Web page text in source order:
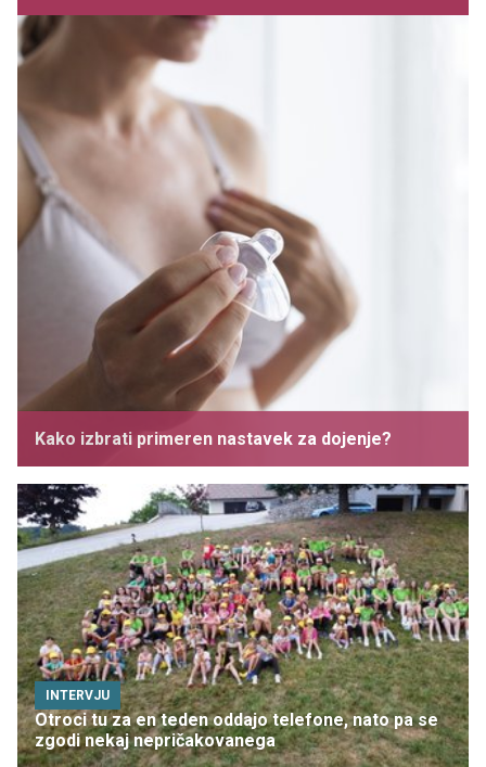
Kako izbrati primeren nastavek za dojenje?
INTERVJU
Otroci tu za en teden oddajo telefone, nato pa se
zgodi nekaj nepričakovanega